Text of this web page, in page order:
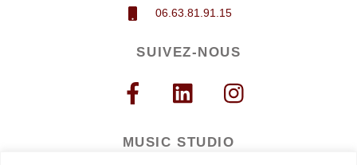
06.63.81.91.15
SUIVEZ-NOUS
MUSIC STUDIO